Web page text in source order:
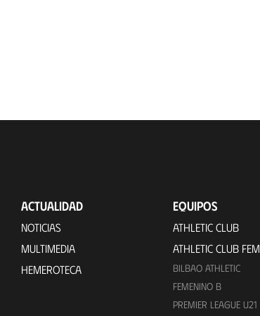
ACTUALIDAD
NOTICIAS
MULTIMEDIA
HEMEROTECA
EQUIPOS
ATHLETIC CLUB
ATHLETIC CLUB FEM
BILBAO ATHLETIC
FEMENINO B
PREMIER LEAGUE U21